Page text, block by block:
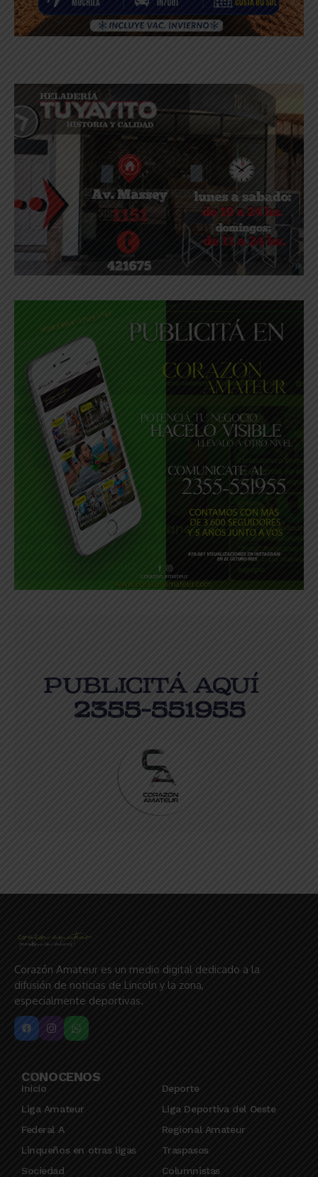
Corazón Amateur es un medio digital dedicado a la
difusión de noticias de Lincoln y la zona,
especialmente deportivas.
CONOCENOS
Inicio
Deporte
Liga Amateur
Liga Deportiva del Oeste
Federal A
Regional Amateur
Linqueños en otras ligas
Traspasos
Sociedad
Columnistas